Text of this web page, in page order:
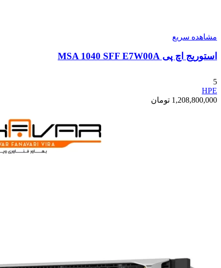
مشاهده سریع
استوریج اچ پی MSA 1040 SFF E7W00A
5
HPE
1,208,800,000 تومان